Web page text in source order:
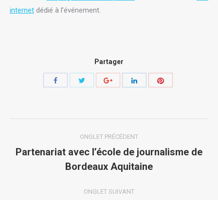
internet dédié à l’événement.
Partager
Share Share Share
Share
de
commentaire
ONGLET PRÉCÉDENT
Onglet
précédent
Partenariat avec l’école de journalisme de
Bordeaux Aquitaine
ONGLET SUIVANT